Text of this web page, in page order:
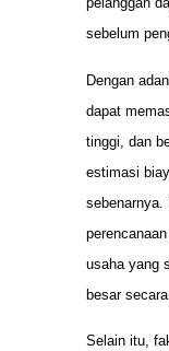
sebelum
Dengan
dapat
tinggi, dan
estimasi
sebenarnya.
usaha yang
besar secara
Selain itu,